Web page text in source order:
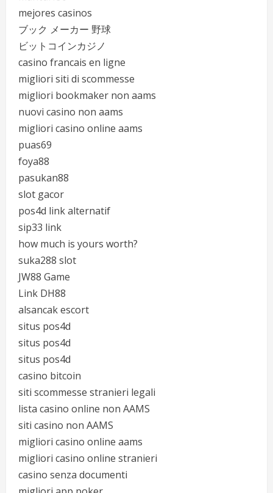
mejores casinos
ブック メーカー 野球
ビットコインカジノ
casino francais en ligne
migliori siti di scommesse
migliori bookmaker non aams
nuovi casino non aams
migliori casino online aams
puas69
foya88
pasukan88
slot gacor
pos4d link alternatif
sip33 link
how much is yours worth?
suka288 slot
JW88 Game
Link DH88
alsancak escort
situs pos4d
situs pos4d
situs pos4d
casino bitcoin
siti scommesse stranieri legali
lista casino online non AAMS
siti casino non AAMS
migliori casino online aams
migliori casino online stranieri
casino senza documenti